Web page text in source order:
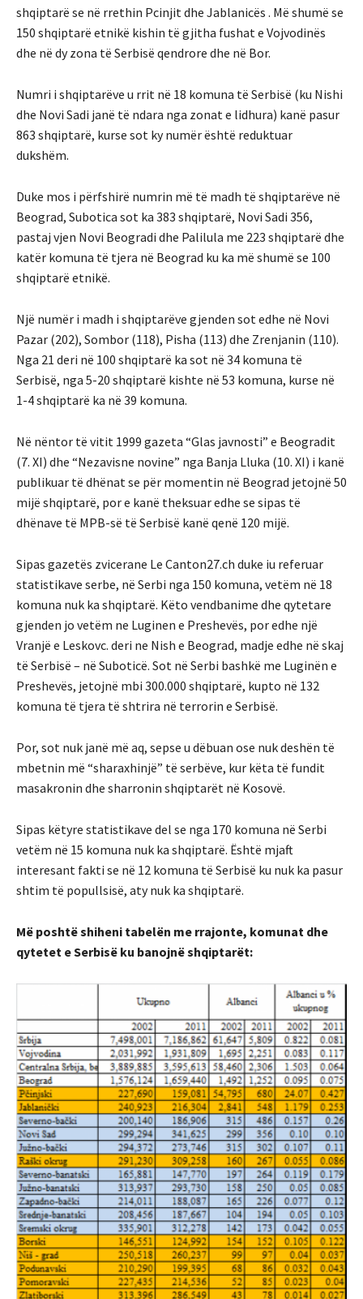
shqiptarë se në rrethin Pcinjit dhe Jablanicës . Më shumë se
150 shqiptarë etnikë kishin të gjitha fushat e Vojvodinës
dhe në dy zona të Serbisë qendrore dhe në Bor.
Numri i shqiptarëve u rrit në 18 komuna të Serbisë (ku Nishi
dhe Novi Sadi janë të ndara nga zonat e lidhura) kanë pasur
863 shqiptarë, kurse sot ky numër është reduktuar
dukshëm.
Duke mos i përfshirë numrin më të madh të shqiptarëve në
Beograd, Subotica sot ka 383 shqiptarë, Novi Sadi 356,
pastaj vjen Novi Beogradi dhe Palilula me 223 shqiptarë dhe
katër komuna të tjera në Beograd ku ka më shumë se 100
shqiptarë etnikë.
Një numër i madh i shqiptarëve gjenden sot edhe në Novi
Pazar (202), Sombor (118), Pisha (113) dhe Zrenjanin (110).
Nga 21 deri në 100 shqiptarë ka sot në 34 komuna të
Serbisë, nga 5-20 shqiptarë kishte në 53 komuna, kurse në
1-4 shqiptarë ka në 39 komuna.
Në nëntor të vitit 1999 gazeta “Glas javnosti” e Beogradit
(7. XI) dhe “Nezavisne novine” nga Banja Lluka (10. XI) i kanë
publikuar të dhënat se për momentin në Beograd jetojnë 50
mijë shqiptarë, por e kanë theksuar edhe se sipas të
dhënave të MPB-së të Serbisë kanë qenë 120 mijë.
Sipas gazetës zvicerane Le Canton27.ch duke iu referuar
statistikave serbe, në Serbi nga 150 komuna, vetëm në 18
komuna nuk ka shqiptarë. Këto vendbanime dhe qytetare
gjenden jo vetëm ne Luginen e Preshevës, por edhe një
Vranjë e Leskovc. deri ne Nish e Beograd, madje edhe në skaj
të Serbisë – në Suboticë. Sot në Serbi bashkë me Luginën e
Preshevës, jetojnë mbi 300.000 shqiptarë, kupto në 132
komuna të tjera të shtrira në terrorin e Serbisë.
Por, sot nuk janë më aq, sepse u dëbuan ose nuk deshën të
mbetnin më “sharaxhinjë” të serbëve, kur këta të fundit
masakronin dhe sharronin shqiptarët në Kosovë.
Sipas këtyre statistikave del se nga 170 komuna në Serbi
vetëm në 15 komuna nuk ka shqiptarë. Është mjaft
interesant fakti se në 12 komuna të Serbisë ku nuk ka pasur
shtim të popullsisë, aty nuk ka shqiptarë.
Më poshtë shiheni tabelën me rrajonte, komunat dhe
qytetet e Serbisë ku banojnë shqiptarët: